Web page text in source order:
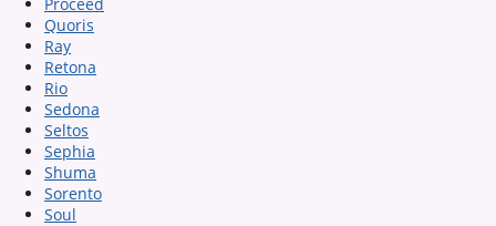
Quoris
Ray
Retona
Rio
Sedona
Seltos
Sephia
Shuma
Sorento
Soul